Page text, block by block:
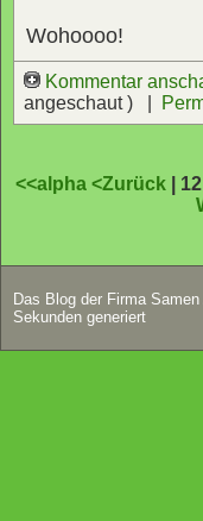
Wohoooo!
Kommentar
angeschaut ) |
<<alpha<Zurück | 12
Das Blog der Firma
Sekunden generiert